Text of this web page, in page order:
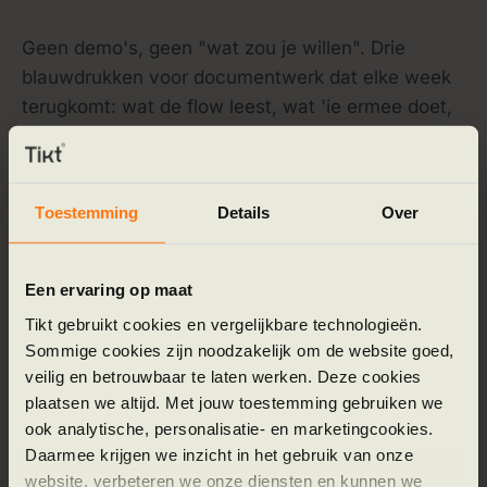
Toestemming Details Over
Een ervaring op maat
Tikt gebruikt cookies en vergelijkbare technologieën.
Sommige cookies zijn noodzakelijk om de website goed,
veilig en betrouwbaar te laten werken. Deze cookies
plaatsen we altijd. Met jouw toestemming gebruiken we
ook analytische, personalisatie- en marketingcookies.
Daarmee krijgen we inzicht in het gebruik van onze
website, verbeteren we onze diensten en kunnen we
Geen demo's, geen "wat zou je willen". Drie
blauwdrukken voor documentwerk dat elke week
terugkomt: wat de flow leest, wat 'ie ermee doet,
voor de inbox vol facturen
Factuur-inbox flow
Leest binnenkomende facturen, herkent leverancier
en bedragen, matcht ze met inkooporders en zet ze
klaar voor accordering in het pakket.
Match Mens